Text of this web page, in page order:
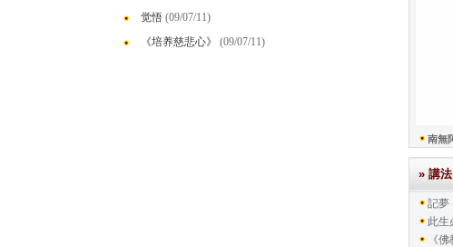
觉悟 (09/07/11)
《培养慈悲心》
(09/07/11)
南無
» 講法
記夢
此生
《